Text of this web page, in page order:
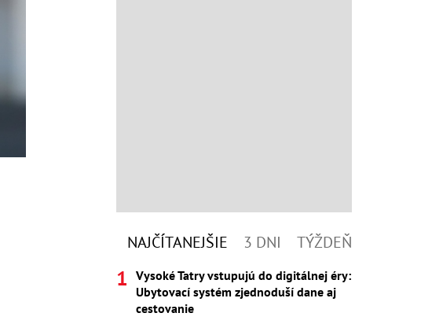
NAJČÍTANEJŠIE 3 DNI TÝŽDEŇ
Vysoké Tatry vstupujú do digitálnej éry:
Ubytovací systém zjednoduší dane aj
cestovanie